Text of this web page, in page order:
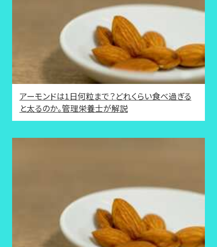
アーモンドは1日何粒まで？どれくらい食べ過ぎる
と太るのか。管理栄養士が解説